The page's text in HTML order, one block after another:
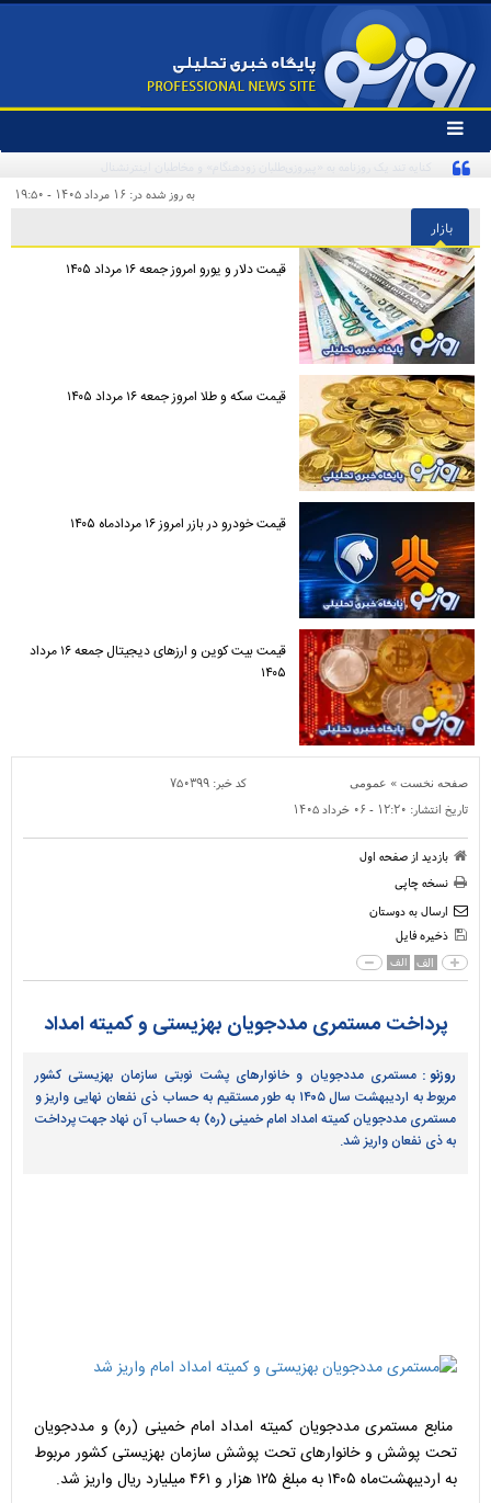
تغییر
وضعیت
منوی
ها
به روز شده در: ۱۶ مرداد ۱۴۰۵ - ۱۹:۵۰
بازار
قیمت دلار و یورو امروز جمعه ۱۶ مرداد ۱۴۰۵
قیمت سکه و طلا امروز جمعه ۱۶ مرداد ۱۴۰۵
قیمت خودرو در بازر امروز ۱۶ مردادماه ۱۴۰۵
قیمت بیت کوین و ارز‌های دیجیتال جمعه ۱۶ مرداد
۱۴۰۵
صفحه نخست » عمومی کد خبر: ۷۵۰۳۹۹
تاریخ انتشار: ۱۲:۲۰ - ۰۶ خرداد ۱۴۰۵
بازدید از صفحه اول
نسخه چاپی
ارسال به دوستان
ذخیره فایل
الف الف
پرداخت مستمری مددجویان بهزیستی و کمیته امداد
روزنو : مستمری مددجویان و خانوارهای پشت نوبتی سازمان بهزیستی کشور
مربوط به اردیبهشت سال ۱۴۰۵ به طور مستقیم به حساب ذی نفعان نهایی واریز و
مستمری مددجویان کمیته امداد امام خمینی (ره) به حساب آن نهاد جهت پرداخت
به ذی نفعان واریز شد.
منابع مستمری مددجویان کمیته امداد امام خمینی (ره) و مددجویان
تحت پوشش و خانوارهای تحت پوشش سازمان بهزیستی کشور مربوط
به اردیبهشت‌ماه ۱۴۰۵ به مبلغ ۱۲۵ هزار و ۴۶۱ میلیارد ریال واریز شد.